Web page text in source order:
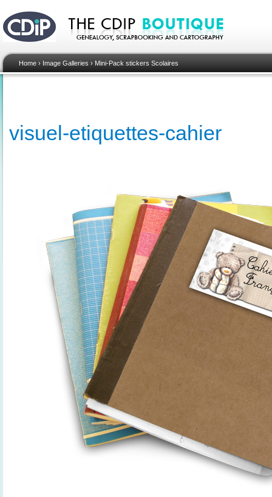
Home › Image Galleries › Mini-Pack stickers Scolaires
visuel-etiquettes-cahier